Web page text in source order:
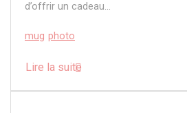
d’offrir un cadeau...
mug photo
Lire la suite